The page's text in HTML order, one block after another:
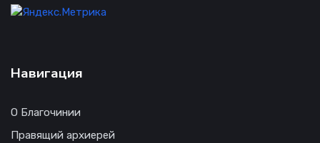
Навигация
О Благочинии
Правящий архиерей